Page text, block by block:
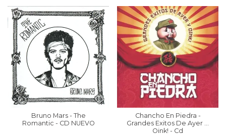
Bruno Mars - The
Romantic - CD NUEVO
Chancho En Piedra -
Grandes Exitos De Ayer Y
Oink! - Cd